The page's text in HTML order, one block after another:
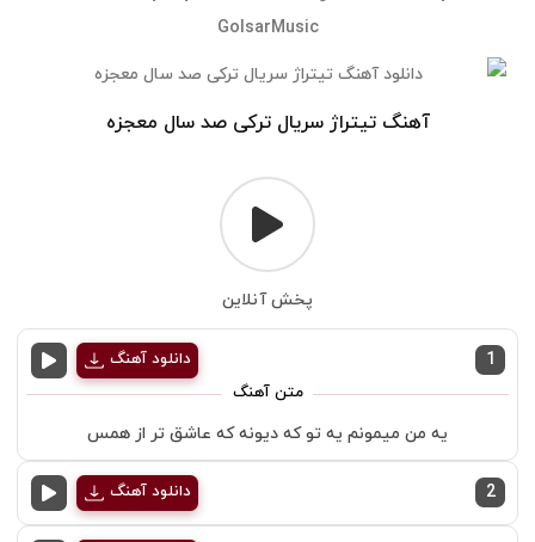
GolsarMusic
آهنگ تیتراژ سریال ترکی صد سال معجزه
پخش آنلاین
1 دانلود آهنگ
یه من میمونم یه تو که دیونه که عاشق تر از همس
2 دانلود آهنگ